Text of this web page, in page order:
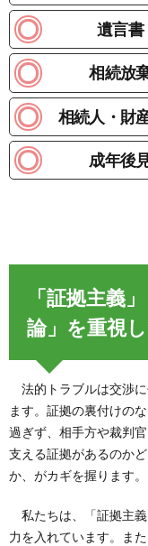
遺言書
相続放
相続人・財
成年後
「証拠主義
論」を重視
法的トラブルは交渉
ます。証拠の裏付けの
過ぎず、相手方や裁判
支える証拠があるのか
か、がカギを握ります。
私たちは、「証拠主
力を入れています。ま